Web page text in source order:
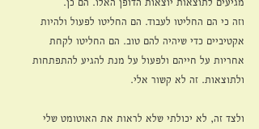
וזה כי הם החליטו לעבוד. הם החליטו לפעול ולהיות
אקטיביים כדי שיהיה להם טוב. הם החליטו לקחת
אחריות על חייהם ולפעול על מנת להגיע להתפתחות
ולתוצאות. זה לא קשור אלי.
ולצד זה, לא יכולתי שלא לראות את האוטומט שלי